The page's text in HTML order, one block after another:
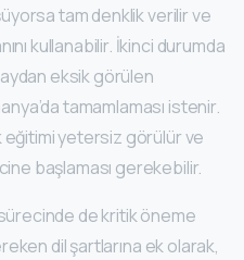
tam denklik verilir ve
kullanabilir. İkinci durumda
eksik görülen
tamamlaması istenir.
eğitimi yetersiz görülür ve
başlaması gerekebilir.
de kritik öneme
dil şartlarına ek olarak,